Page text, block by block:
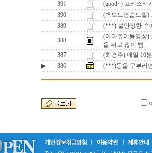
391
(good~) 프리스티
390
(벽보드연습드릴)
389
(***) 불안정한 속
388
(아마츄어동영상)
을 뒤로 많이 뺌
387
(최경주) 매일 10
▶
386 (***)등을 구부리